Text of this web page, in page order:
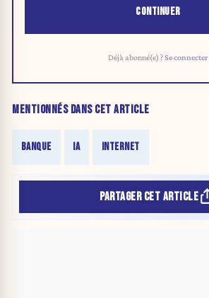
CONTINUER
Déjà abonné(e) ?Se connecter
MENTIONNÉS DANS CET ARTICLE
BANQUE IA INTERNET
PARTAGER CET ARTICLE